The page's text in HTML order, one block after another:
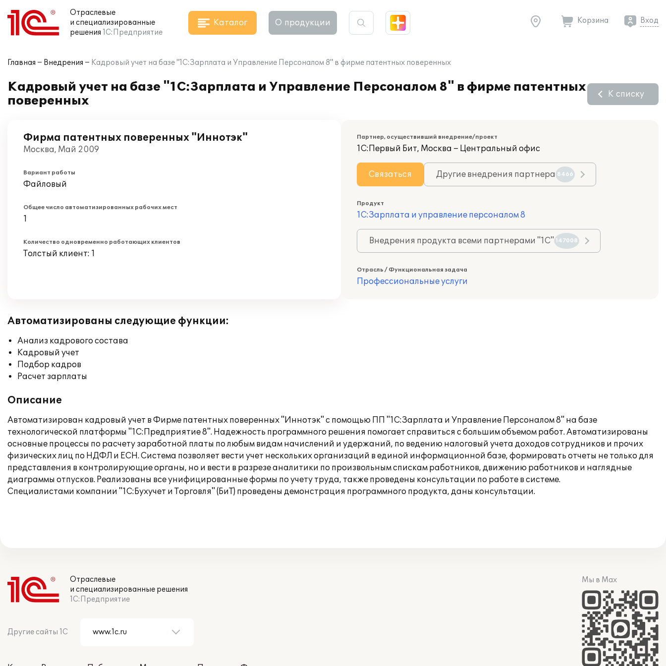
Отраслевые
и специализированные
решения 1С:Предприятие
Каталог О продукции Корзина Вход
Главная Внедрения Кадровый учет на базе "1С:Зарплата и Управление Персоналом 8" в фирме патентных поверенных
Кадровый учет на базе "1С:Зарплата и Управление Персоналом 8" в фирме патентных
поверенных
К списку
Фирма патентных поверенных "Иннотэк"
Москва, Май 2009
Вариант работы
Файловый
Общее число автоматизированных рабочих мест
1
Количество одновременно работающих клиентов
Толстый клиент: 1
Партнер, осуществивший внедрение/проект
1С:Первый Бит, Москва – Центральный офис
Связаться Другие внедрения партнера 8466
Продукт
1С:Зарплата и управление персоналом 8
Внедрения продукта всеми партнерами "1С" 147008
Отрасль / Функциональная задача
Профессиональные услуги
Автоматизированы следующие функции:
Анализ кадрового состава
Кадровый учет
Подбор кадров
Расчет зарплаты
Описание
Автоматизирован кадровый учет в Фирме патентных поверенных "Иннотэк" с помощью ПП "1С:Зарплата и Управление Персоналом 8" на базе
технологической платформы "1С:Предприятие 8". Надежность программного решения помогает справиться с большим объемом работ. Автоматизированы
основные процессы по расчету заработной платы по любым видам начислений и удержаний, по ведению налоговый учета доходов сотрудников и прочих
физических лиц по НДФЛ и ЕСН. Система позволяет вести учет нескольких организаций в единой информационной базе, формировать отчеты не только для
представления в контролирующие органы, но и вести в разрезе аналитики по произвольным спискам работников, движению работников и наглядные
диаграммы отпусков. Реализованы все унифицированные формы по учету труда, также проведены консультации по работе в системе.
Специалистами компании "1С:Бухучет и Торговля" (БиТ) проведены демонстрация программного продукта, даны консультации.
Отраслевые
и специализированные решения
1С:Предприятие
Другие сайты 1С
Мы в Max